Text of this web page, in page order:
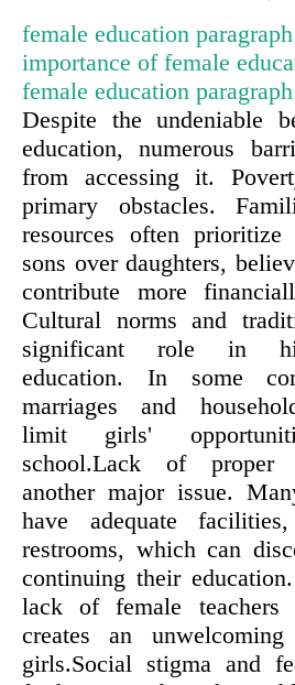
female education paragraph
importance of female
female education
Despite the undeniable
education, numerous
from accessing it.
primary obstacles.
resources often
sons over daughters,
contribute more
Cultural norms and
significant role in
education. In some
marriages and
limit girls'
school.Lack of proper
another major issue.
have adequate
restrooms, which can
continuing their
lack of female teachers
creates an
girls.Social stigma and